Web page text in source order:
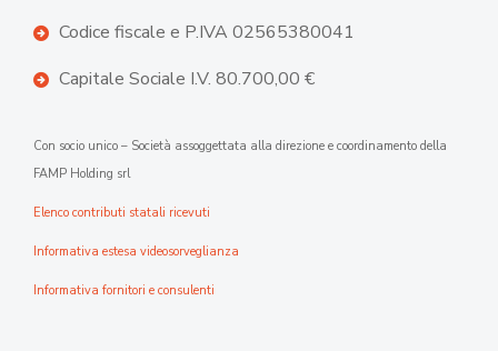
Codice fiscale e P.IVA 02565380041
Capitale Sociale I.V. 80.700,00 €
Con socio unico – Società assoggettata alla direzione e coordinamento della
FAMP Holding srl
Elenco contributi statali ricevuti
Informativa estesa videosorveglianza
Informativa fornitori e consulenti